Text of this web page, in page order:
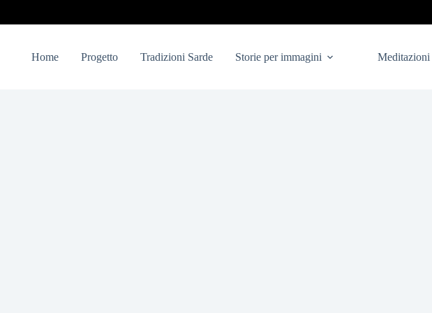
Home Progetto Tradizioni Sarde Storie per immagini Meditazioni